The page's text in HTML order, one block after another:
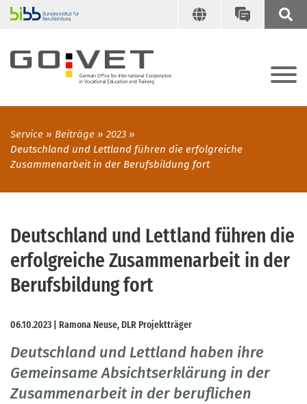
Service Beiträge
2023
Deutschland und Lettland führen die erfolgreiche
Zusammenarbeit in der Berufsbildung fort
Deutschland und Lettland führen die
erfolgreiche Zusammenarbeit in der
Berufsbildung fort
06.10.2023 | Ramona Neuse, DLR Projektträger
Deutschland und Lettland haben ihre
Gemeinsame Absichtserklärung in der
Zusammenarbeit in der beruflichen